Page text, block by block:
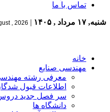
تماس با ما
شنبه, ۱۷ مرداد , ۱۴۰۵ |
, 2026
خانه
مهندسی صنایع
معرفی رشته
اطلاعات قبول
سر فصل جدید
دانشگاه ها